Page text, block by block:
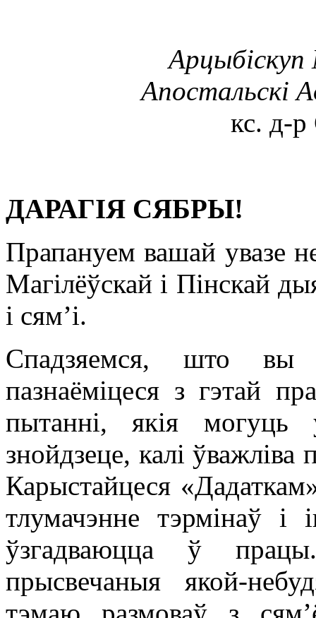
Арцыбіскуп
Апостальскі
кс. д-р
ДАРАГІЯ СЯБРЫ!
Прапануем вашай увазе
Магілёўскай і Пінскай
і сям’і.
Спадзяемся, што вы
пазнаёміцеся з гэтай
пытанні, якія
знойдзеце, калі
Карыстайцеся
тлумачэнне тэрмінаў і
ўзгадваюцца ў
прысвечаныя якой-